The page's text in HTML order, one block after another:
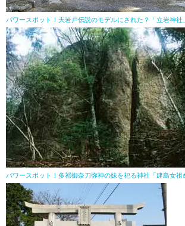
パワースポット！天岩戸伝説のモデルにされた？「立岩神社
パワースポット！多祁御奈刀弥神の妹を祀る神社「建島女祖